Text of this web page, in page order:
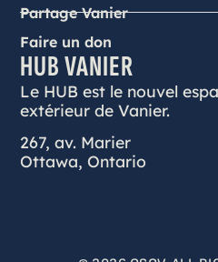
Partage Vanier
Faire un don
HUB VANIER
Le HUB est le nouvel
extérieur de Vanier.
267, av. Marier
Ottawa, Ontario